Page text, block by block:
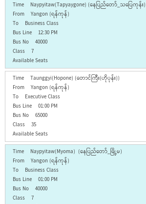
Naypyitaw(Tapyaygone) (နေပြည်တော်_သပြေကုန်း)
Yangon (ရန်ကုန်)
Business Class
12:30 PM
40000
7
Taunggyi(Hopone) (တောင်ကြီး(ဟိုပုန်း))
Yangon (ရန်ကုန်)
Executive Class
01:00 PM
65000
35
Naypyitaw(Myoma) (နေပြည်တော်_မြို့မ)
Yangon (ရန်ကုန်)
Business Class
01:00 PM
40000
7